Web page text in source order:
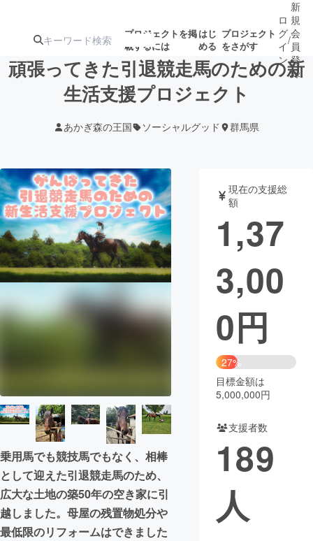
プロジェクトを掲
載するには
はじ
める
プロジェクト
をさがす
ターン
ジェクト
ロジェクト
されます
アート・写真 音楽
テクノロジー・ガジェット ゲーム・サ
映像・映画
ビジネス・起業
CAMPFIRE Creation
CAMPFIREふるさと納税machi-ya コミュニティ
ロ
グ
イ
ン
/
新
規
会
員
登
録
頑張ってきた引退競走馬のための新
生活支援プロジェクト
あかぎ森の王国 ソーシャルグッド 群馬県
乗用馬でも競技馬でもなく、相棒
として迎えた引退競走馬のため、
広大な土地の築50年の空き家に引
越しました。母屋の残置物処分や
最低限のリフォームはできました
現在の支援総
額
1,37
3,00
0円
27%
目標金額は
5,000,000円
支援者数
189
人